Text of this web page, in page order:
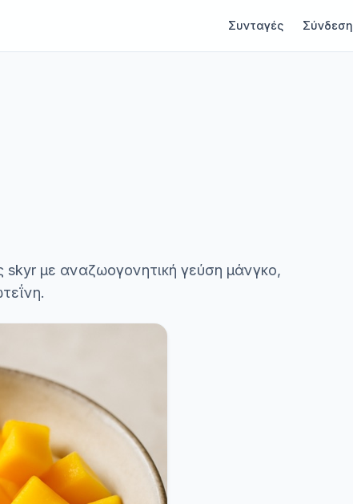
Συνταγές Σύνδεση
skyr με αναζωογονητική γεύση μάνγκο,